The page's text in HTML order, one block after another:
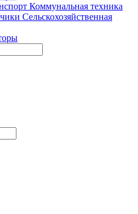
Коммунальная техника
Сельскохозяйственная